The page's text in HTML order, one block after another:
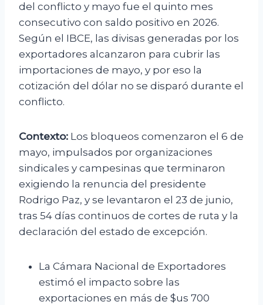
del conflicto y mayo fue el quinto mes
consecutivo con saldo positivo en 2026.
Según el IBCE, las divisas generadas por los
exportadores alcanzaron para cubrir las
importaciones de mayo, y por eso la
cotización del dólar no se disparó durante el
conflicto.
Contexto: Los bloqueos comenzaron el 6 de
mayo, impulsados por organizaciones
sindicales y campesinas que terminaron
exigiendo la renuncia del presidente
Rodrigo Paz, y se levantaron el 23 de junio,
tras 54 días continuos de cortes de ruta y la
declaración del estado de excepción.
La Cámara Nacional de Exportadores
estimó el impacto sobre las
exportaciones en más de $us 700